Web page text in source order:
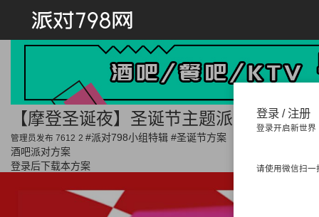
首页
派对方案
【摩登圣诞夜】圣诞节主题派对方案下载
管理员发布 7612 2 #派对798小组特辑 #圣诞节方案
酒吧派对方案
登录后下载本方案
登录 / 注册
登录开启新世界
请使用微信扫一